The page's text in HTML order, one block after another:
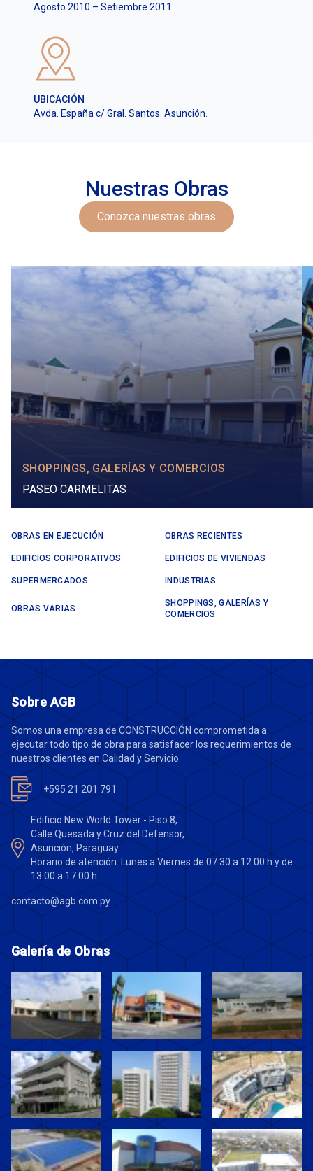
Agosto 2010 – Setiembre 2011
UBICACIÓN
Avda. España c/ Gral. Santos. Asunción.
Nuestras Obras
Conozca nuestras obras
SHOPPINGS, GALERÍAS Y COMERCIOS
PASEO CARMELITAS
OBRAS EN EJECUCIÓN OBRAS RECIENTES
EDIFICIOS CORPORATIVOS EDIFICIOS DE VIVIENDAS
SUPERMERCADOS INDUSTRIAS
OBRAS VARIAS
SHOPPINGS, GALERÍAS Y
COMERCIOS
Sobre AGB
Somos una empresa de CONSTRUCCIÓN comprometida a
ejecutar todo tipo de obra para satisfacer los requerimientos de
nuestros clientes en Calidad y Servicio.
+595 21 201 791
Edificio New World Tower - Piso 8,
Calle Quesada y Cruz del Defensor,
Asunción, Paraguay.
Horario de atención: Lunes a Viernes de 07:30 a 12:00 h y de
13:00 a 17:00 h
contacto@agb.com.py
Galería de Obras